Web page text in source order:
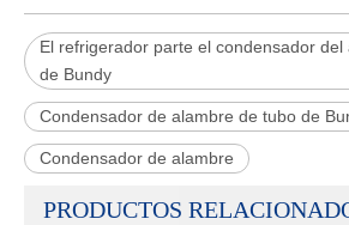
El refrigerador parte el condensador
de Bundy
Condensador de alambre de tubo de
Condensador de alambre
PRODUCTOS